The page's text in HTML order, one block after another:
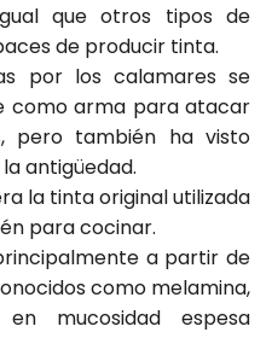
que otros tipos de
de producir tinta.
por los calamares se
como arma para atacar
pero también ha visto
antigüedad.
la tinta original utilizada
para cocinar.
a partir de
como melamina,
mucosidad espesa